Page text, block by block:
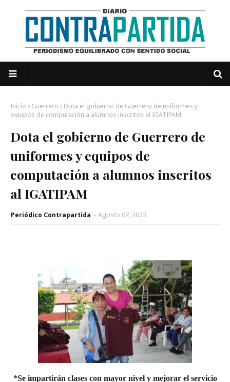
Inicio Guerrero
Dota el gobierno de Guerrero de uniformes y
equipos de computación a alumnos inscritos al IGATIPAM
Dota el gobierno de Guerrero de
uniformes y equipos de
computación a alumnos inscritos
al IGATIPAM
Periódico Contrapartida - Agosto 07, 2023
*Se impartirán clases con mayor nivel y mejorar el servicio